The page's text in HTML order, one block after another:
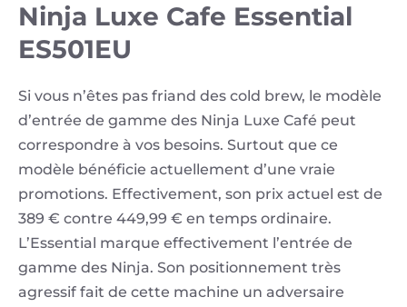
Ninja Luxe Cafe Essential
ES501EU
Si vous n’êtes pas friand des cold brew, le modèle
d’entrée de gamme des Ninja Luxe Café peut
correspondre à vos besoins. Surtout que ce
modèle bénéficie actuellement d’une vraie
promotions. Effectivement, son prix actuel est de
389 € contre 449,99 € en temps ordinaire.
L’Essential marque effectivement l’entrée de
gamme des Ninja. Son positionnement très
agressif fait de cette machine un adversaire